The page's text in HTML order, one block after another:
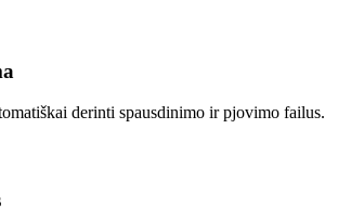
derinti spausdinimo ir pjovimo failus.